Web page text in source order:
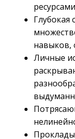
Глубокая
навыков,
Личные